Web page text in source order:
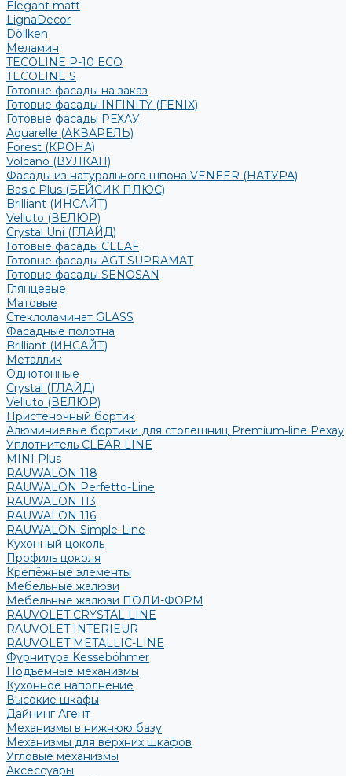
Elegant matt
LignaDecor
Döllken
Меламин
TECOLINE P-10 ECO
TECOLINE S
Готовые фасады на заказ
Готовые фасады INFINITY (FENIX)
Готовые фасады РЕХАУ
Aquarelle (АКВАРЕЛЬ)
Forest (КРОНА)
Volcano (ВУЛКАН)
Фасады из натурального шпона VENEER (НАТУРА)
Basic Plus (БЕЙСИК ПЛЮС)
Brilliant (ИНСАЙТ)
Velluto (ВЕЛЮР)
Crystal Uni (ГЛАЙД)
Готовые фасады CLEAF
Готовые фасады AGT SUPRAMAT
Готовые фасады SENOSAN
Глянцевые
Матовые
Стеклоламинат GLASS
Фасадные полотна
Brilliant (ИНСАЙТ)
Металлик
Однотонные
Crystal (ГЛАЙД)
Velluto (ВЕЛЮР)
Пристеночный бортик
Алюминиевые бортики для столешниц Premium‑line Рехау
Уплотнитель CLEAR LINE
MINI Plus
RAUWALON 118
RAUWALON Perfetto-Line
RAUWALON 113
RAUWALON 116
RAUWALON Simple-Line
Кухонный цоколь
Профиль цоколя
Крепёжные элементы
Мебельные жалюзи
Мебельные жалюзи ПОЛИ-ФОРМ
RAUVOLET CRYSTAL LINE
RAUVOLET INTERIEUR
RAUVOLET METALLIC-LINE
Фурнитура Kesseböhmer
Подъемные механизмы
Кухонное наполнение
Высокие шкафы
Дайнинг Агент
Механизмы в нижнюю базу
Механизмы для верхних шкафов
Угловые механизмы
Аксессуары